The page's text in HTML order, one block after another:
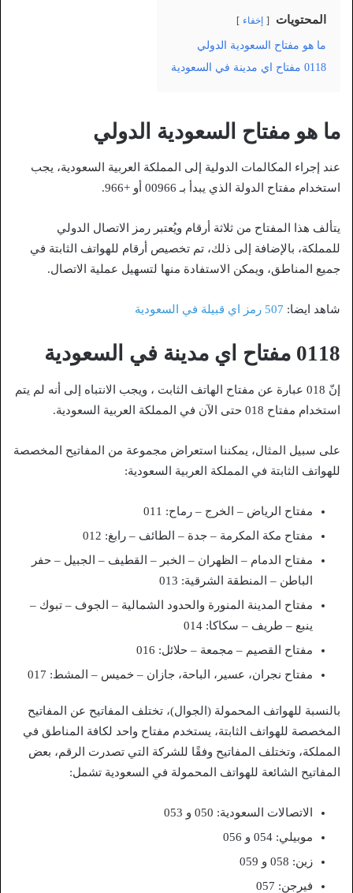
المحتويات إخفاء
ما هو مفتاح السعودية الدولي
0118 مفتاح اي مدينة في السعودية
ما هو مفتاح السعودية الدولي
عند إجراء المكالمات الدولية إلى المملكة العربية السعودية، يجب
استخدام مفتاح الدولة الذي يبدأ بـ 00966 أو +966.
يتألف هذا المفتاح من ثلاثة أرقام ويُعتبر رمز الاتصال الدولي
للمملكة، بالإضافة إلى ذلك، تم تخصيص أرقام للهواتف الثابتة في
جميع المناطق، ويمكن الاستفادة منها لتسهيل عملية الاتصال.
شاهد ايضا:
0118 مفتاح اي مدينة في السعودية
إنّ 018 عبارة عن مفتاح الهاتف الثابت ، ويجب الانتباه إلى أنه لم يتم
استخدام مفتاح 018 حتى الآن في المملكة العربية السعودية.
على سبيل المثال، يمكننا استعراض مجموعة من المفاتيح المخصصة
للهواتف الثابتة في المملكة العربية السعودية:
مفتاح الرياض – الخرج – رماح: 011
مفتاح مكة المكرمة – جدة – الطائف – رابغ: 012
مفتاح الدمام – الظهران – الخبر – القطيف – الجبيل – حفر
الباطن – المنطقة الشرقية: 013
مفتاح المدينة المنورة والحدود الشمالية – الجوف – تبوك –
ينبع – طريف – سكاكا: 014
مفتاح القصيم – مجمعة – حلائل: 016
مفتاح نجران، عسير، الباحة، جازان – خميس – المشط: 017
بالنسبة للهواتف المحمولة (الجوال)، تختلف المفاتيح عن المفاتيح
المخصصة للهواتف الثابتة، يستخدم مفتاح واحد لكافة المناطق في
المملكة، وتختلف المفاتيح وفقًا للشركة التي تصدرت الرقم، بعض
المفاتيح الشائعة للهواتف المحمولة في السعودية تشمل:
الاتصالات السعودية: 050 و 053
موبيلي: 054 و 056
زين: 058 و 059
فيرجن: 057